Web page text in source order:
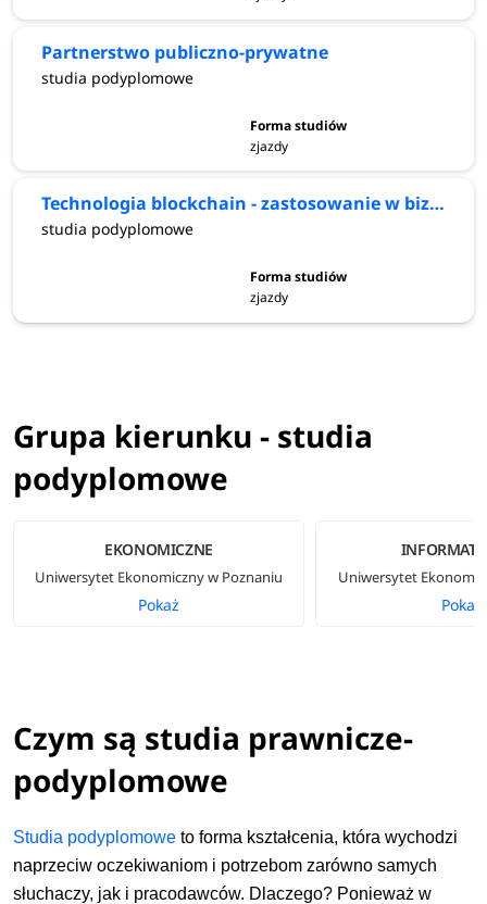
Partnerstwo publiczno-prywatne
studia podyplomowe
zjazdy
Technologia blockchain - zastosowanie w biznesie i administracji publicznej
studia podyplomowe
zjazdy
Grupa kierunku - studia
podyplomowe
EKONOMICZNE
Uniwersytet Ekonomiczny w Poznaniu
Pokaż
Uniwersytet
Pokaż
Czym są studia prawnicze-
podyplomowe
Studia podyplomoweto forma kształcenia, która wychodzi
naprzeciw oczekiwaniom i potrzebom zarówno samych
słuchaczy, jak i pracodawców. Dlaczego? Ponieważ w